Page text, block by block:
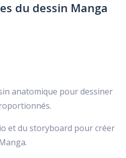
du dessin Manga
anatomique pour dessiner
et du storyboard pour créer